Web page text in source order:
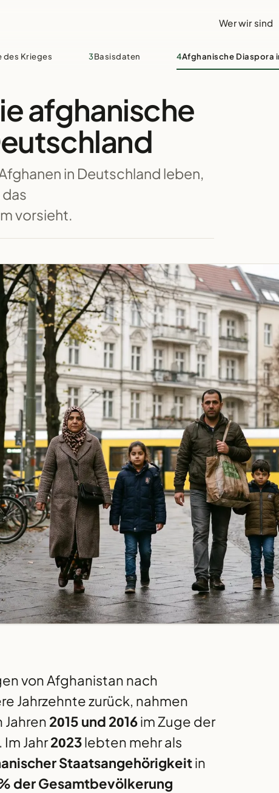
Wer wir sind
des Krieges 3Basisdaten 4Afghanische Diaspora
afghanische
in Deutschland leben,
vorsieht.
von Afghanistan nach
Jahrzehnte zurück, nahmen
2015 und 2016im Zuge der
Jahr2023lebten mehr als
Staatsangehörigkeitin
der Gesamtbevölkerung